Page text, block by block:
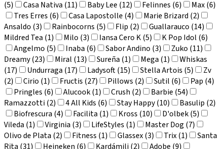
(5)
Casa Nativa (11) Baby Lee (12) Felinnes (6)
Max (6)
Tres Erres (6)
Casa Lapostolle (4)
Marie Brizard (2)
Ansaldo (3)
Rainbocorns (5) Flip (2)
Guallarauco (14)
Mildred Tea (1)
Milo (3) Iansa Cero K (5)
K Pop Idol (6)
Angelmo (5)
Inaba (6) Sabor Andino (3)
Zuko (11)
Dreamy (23)
Miral (13) Sureña (1) Mega (1)
Whiskas
(17)
Undurraga (17) Ladysoft (15) Stella Artois (5)
Zv
(2)
Cirio (1) Fructis (27) Pillows (2) Sutil (6)
Pap (4)
Pringles (6)
Alucook (1) Crush (2)
Barbie (54)
Ramazzotti (2)
4 All Kids (6) Stay Happy (10)
Basulip (2)
Biofrescura (4)
Facilita (1) Kross (10)
D'olbek (5)
Vileda (1)
Virginia (3) LifeStyles (1)
Master Dog (7)
Olivo de Plata (2)
Fitness (1) Glassex (3) Trix (1)
Santa
Rita (31)
Heineken (6) Kardámili (2)
Adobe (9)